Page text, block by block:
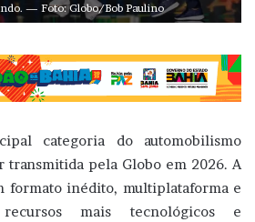
— Foto: Globo/Bob Paulino
categoria do automobilismo
transmitida pela Globo em 2026. A
formato inédito, multiplataforma e
mais tecnológicos e